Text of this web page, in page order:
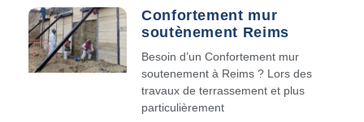
Confortement mur
soutènement Reims
Besoin d’un Confortement mur
soutenement à Reims ? Lors des
travaux de terrassement et plus
particulièrement